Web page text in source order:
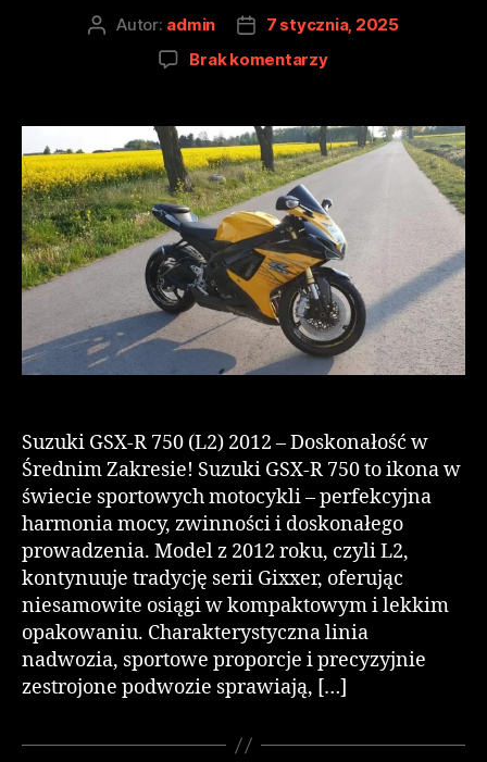
Autor: admin
7 stycznia, 2025
Brak komentarzy
Suzuki GSX-R 750 (L2) 2012 – Doskonałość w
Średnim Zakresie! Suzuki GSX-R 750 to ikona w
świecie sportowych motocykli – perfekcyjna
harmonia mocy, zwinności i doskonałego
prowadzenia. Model z 2012 roku, czyli L2,
kontynuuje tradycję serii Gixxer, oferując
niesamowite osiągi w kompaktowym i lekkim
opakowaniu. Charakterystyczna linia
nadwozia, sportowe proporcje i precyzyjnie
zestrojone podwozie sprawiają, […]